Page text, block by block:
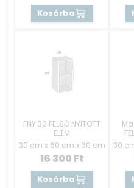
Kosárba
FNY 30 FELSŐ NYITOTT
ELEM
30 cm x 60 cm x 30 cm
16 300 Ft
Kosárba
30